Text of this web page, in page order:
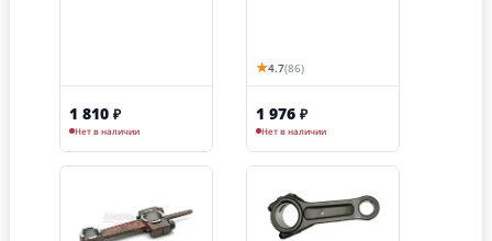
1 810 ₽
Нет в наличии
★4.7(86)
1 976 ₽
Нет в наличии